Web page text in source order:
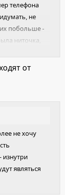
телефона
не
побольше -
ниточка,
от
не хочу
изнутри
являться